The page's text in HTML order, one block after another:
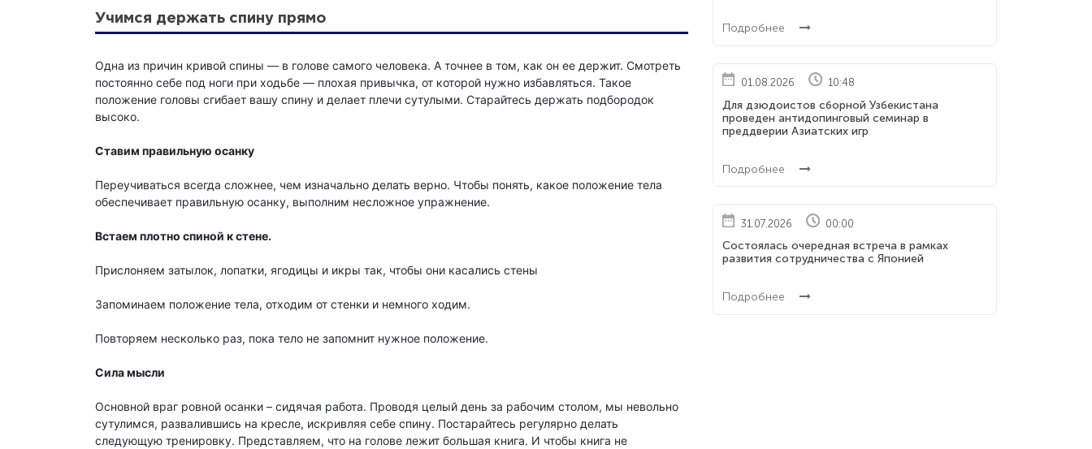
Учимся держать спину прямо
Одна из причин кривой спины — в голове самого человека. А точнее в том, как он ее держит. Смотреть
постоянно себе под ноги при ходьбе — плохая привычка, от которой нужно избавляться. Такое
положение головы сгибает вашу спину и делает плечи сутулыми. Старайтесь держать подбородок
высоко.
Ставим правильную осанку
Переучиваться всегда сложнее, чем изначально делать верно. Чтобы понять, какое положение тела
обеспечивает правильную осанку, выполним несложное упражнение.
Встаем плотно спиной к стене.
Прислоняем затылок, лопатки, ягодицы и икры так, чтобы они касались стены
Запоминаем положение тела, отходим от стенки и немного ходим.
Повторяем несколько раз, пока тело не запомнит нужное положение.
Сила мысли
Основной враг ровной осанки – сидячая работа. Проводя целый день за рабочим столом, мы невольно
сутулимся, развалившись на кресле, искривляя себе спину. Постарайтесь регулярно делать
следующую тренировку. Представляем, что на голове лежит большая книга. И чтобы книга не
Подробнее
01.08.2026 10:48
Для дзюдоистов сборной Узбекистана
проведен антидопинговый семинар в
преддверии Азиатских игр
Подробнее
31.07.2026 00:00
Состоялась очередная встреча в рамках
развития сотрудничества с Японией
Подробнее